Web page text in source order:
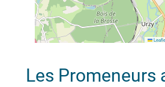
Les Promeneurs